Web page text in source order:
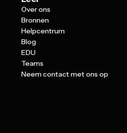
Over ons
Bronnen
Helpcentrum
Blog
EDU
Teams
Neem contact met ons op